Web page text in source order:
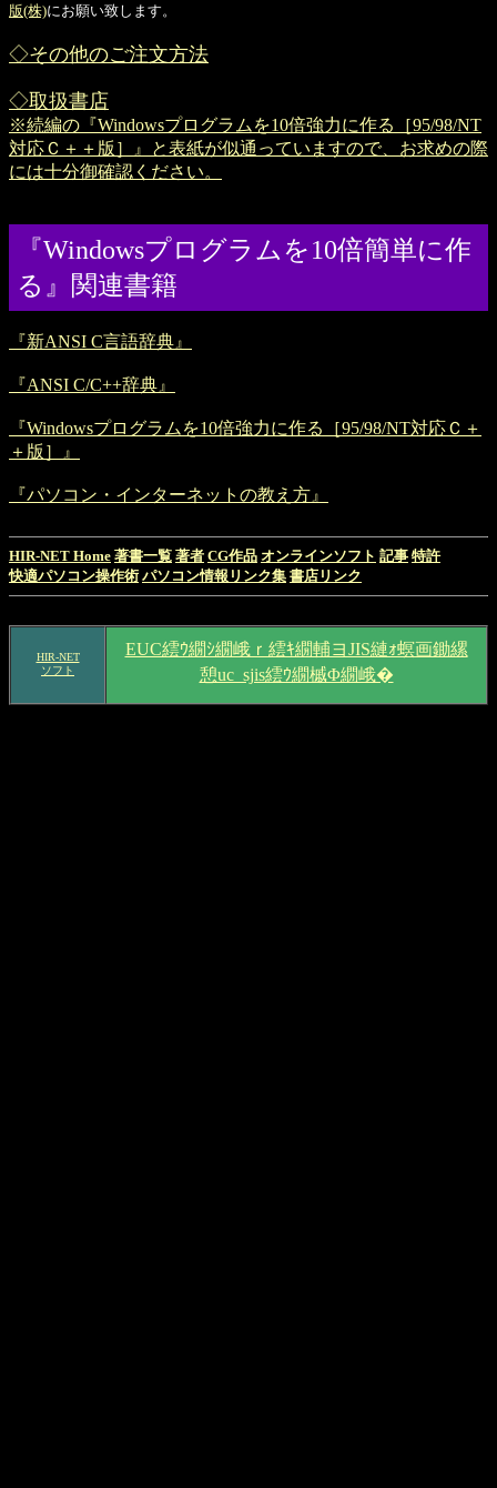
版(株)にお願い致します。
◇その他のご注文方法
◇取扱書店
※続編の『Windowsプログラムを10倍強力に作る［95/98/NT
対応Ｃ＋＋版］』と表紙が似通っていますので、お求めの際
には十分御確認ください。
『Windowsプログラムを10倍簡単に作
る』関連書籍
『新ANSI C言語辞典』
『ANSI C/C++辞典』
『Windowsプログラムを10倍強力に作る［95/98/NT対応Ｃ＋
＋版］』
『パソコン・インターネットの教え方』
HIR-NET Home 著書一覧 著者 CG作品 オンラインソフト 記事 特許
快適パソコン操作術 パソコン情報リンク集 書店リンク
HIR-NET
ソフト
EUC繧ｳ繝ｼ繝峨ｒ繧ｷ繝輔ヨJIS縺ｫ螟画鋤縲
憩uc_sjis繧ｳ繝槭Φ繝峨�